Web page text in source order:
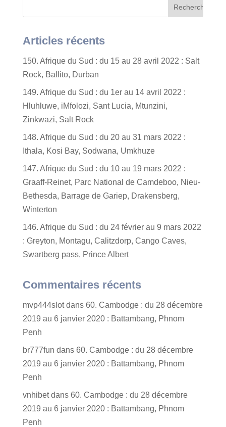
Articles récents
150. Afrique du Sud : du 15 au 28 avril 2022 : Salt
Rock, Ballito, Durban
149. Afrique du Sud : du 1er au 14 avril 2022 :
Hluhluwe, iMfolozi, Sant Lucia, Mtunzini,
Zinkwazi, Salt Rock
148. Afrique du Sud : du 20 au 31 mars 2022 :
Ithala, Kosi Bay, Sodwana, Umkhuze
147. Afrique du Sud : du 10 au 19 mars 2022 :
Graaff-Reinet, Parc National de Camdeboo, Nieu-
Bethesda, Barrage de Gariep, Drakensberg,
Winterton
146. Afrique du Sud : du 24 février au 9 mars 2022
: Greyton, Montagu, Calitzdorp, Cango Caves,
Swartberg pass, Prince Albert
Commentaires récents
mvp444slotdans 60. Cambodge : du 28 décembre
2019 au 6 janvier 2020 : Battambang, Phnom
Penh
br777fun dans 60. Cambodge : du 28 décembre
2019 au 6 janvier 2020 : Battambang, Phnom
Penh
vnhibetdans 60. Cambodge : du 28 décembre
2019 au 6 janvier 2020 : Battambang, Phnom
Penh